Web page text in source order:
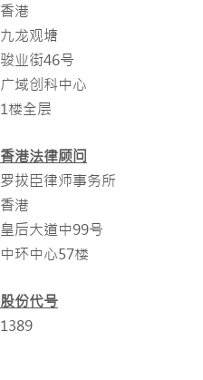
香港
九龙观塘
骏业街46号
广域创科中心
1楼全层
香港法律顾问
罗拔臣律师事务所
香港
皇后大道中99号
中环中心57楼
股份代号
1389